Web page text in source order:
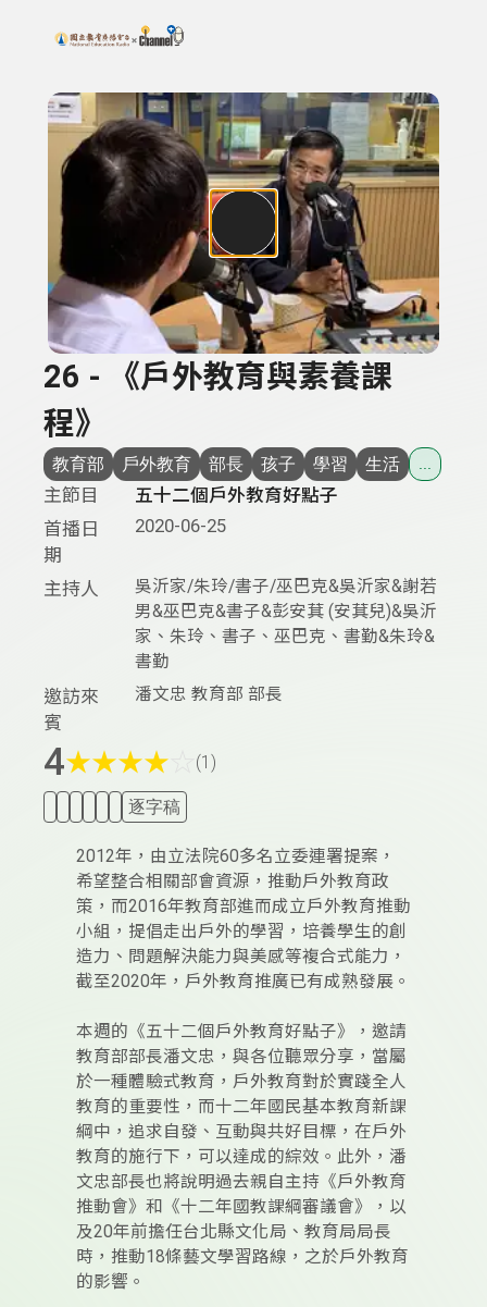
上方功能區塊
搜尋關鍵字：可輸入節目名稱、主持人或關鍵字
26 - 《戶外教育與素養課
程》
教育部 戶外教育 部長 孩子 學習 生活 ...
主節目
五十二個戶外教育好點子
首播日
期
2020-06-25
主持人
吳沂家/朱玲/書子/巫巴克&吳沂家&謝若
男&巫巴克&書子&彭安萁 (安萁兒)&吳沂
家、朱玲、書子、巫巴克、書勤&朱玲&
書勤
邀訪來
賓
潘文忠 教育部 部長
4★★★★ (1)
逐字稿
2012年，由立法院60多名立委連署提案，
希望整合相關部會資源，推動戶外教育政
策，而2016年教育部進而成立戶外教育推動
小組，提倡走出戶外的學習，培養學生的創
造力、問題解決能力與美感等複合式能力，
截至2020年，戶外教育推廣已有成熟發展。
本週的《五十二個戶外教育好點子》，邀請
教育部部長潘文忠，與各位聽眾分享，當屬
於一種體驗式教育，戶外教育對於實踐全人
教育的重要性，而十二年國民基本教育新課
綱中，追求自發、互動與共好目標，在戶外
教育的施行下，可以達成的綜效。此外，潘
文忠部長也將說明過去親自主持《戶外教育
推動會》和《十二年國教課綱審議會》，以
及20年前擔任台北縣文化局、教育局局長
時，推動18條藝文學習路線，之於戶外教育
的影響。